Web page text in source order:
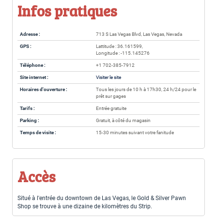
Infos pratiques
Adresse : 713 S Las Vegas Blvd, Las Vegas, Nevada
GPS :
Lattitude : 36.161599,
Longitude : -115.145276
Téléphone : +1 702-385-7912
Site internet : Visiter le site
Horaires d'ouverture :
Tous les jours de 10 h à 17h30, 24 h/24 pour le
prêt sur gages
Tarifs : Entrée gratuite
Parking : Gratuit, à côté du magasin
Temps de visite : 15-30 minutes suivant votre fanitude
Accès
Situé à l'entrée du downtown de Las Vegas, le Gold & Silver Pawn
Shop se trouve à une dizaine de kilomètres du Strip.